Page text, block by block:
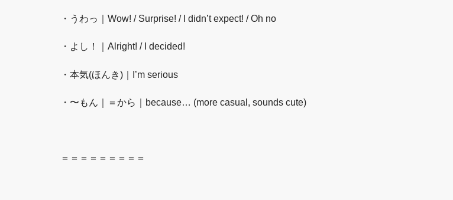
・うわっ｜Wow! / Surprise! / I didn’t expect! / Oh no
・よし！｜Alright! / I decided!
・本気(ほんき)｜I’m serious
・〜もん｜＝から｜because… (more casual, sounds cute)
＝＝＝＝＝＝＝＝＝